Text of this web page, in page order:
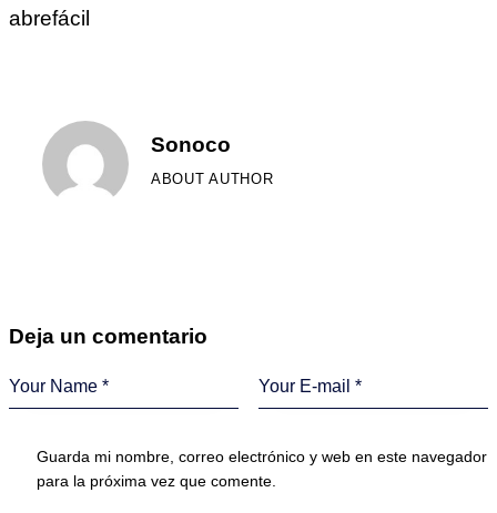
abrefácil
Sonoco
ABOUT AUTHOR
Deja un comentario
Guarda mi nombre, correo electrónico y web en este navegador
para la próxima vez que comente.